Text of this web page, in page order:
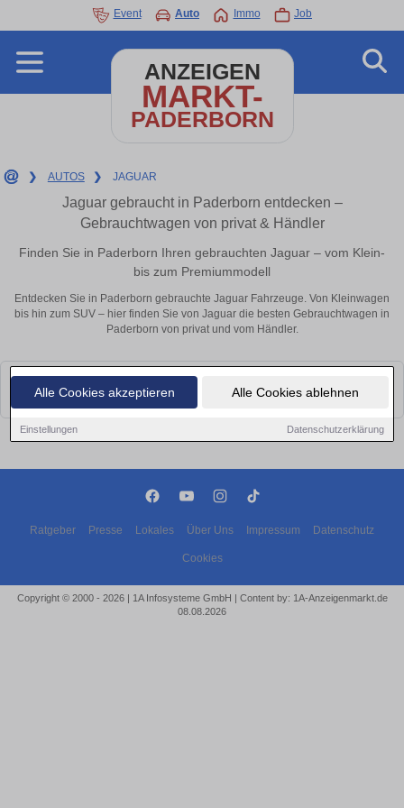
Alle Cookies akzeptieren Alle Cookies ablehnen
Einstellungen Datenschutzerklärung
Event Auto Immo Job
ANZEIGEN
MARKT-
PADERBORN
❯ AUTOS ❯ JAGUAR
Jaguar gebraucht in Paderborn entdecken –
Gebrauchtwagen von privat & Händler
Finden Sie in Paderborn Ihren gebrauchten Jaguar – vom Klein-
bis zum Premiummodell
Entdecken Sie in Paderborn gebrauchte Jaguar Fahrzeuge. Von Kleinwagen
bis hin zum SUV – hier finden Sie von Jaguar die besten Gebrauchtwagen in
Paderborn von privat und vom Händler.
Leider konnten wir derzeit keine passenden Autos finden. Schauen Sie
bald wieder vorbei!
Ratgeber Presse Lokales Über Uns Impressum Datenschutz
Cookies
Copyright © 2000 - 2026 | 1A Infosysteme GmbH | Content by: 1A-Anzeigenmarkt.de
08.08.2026